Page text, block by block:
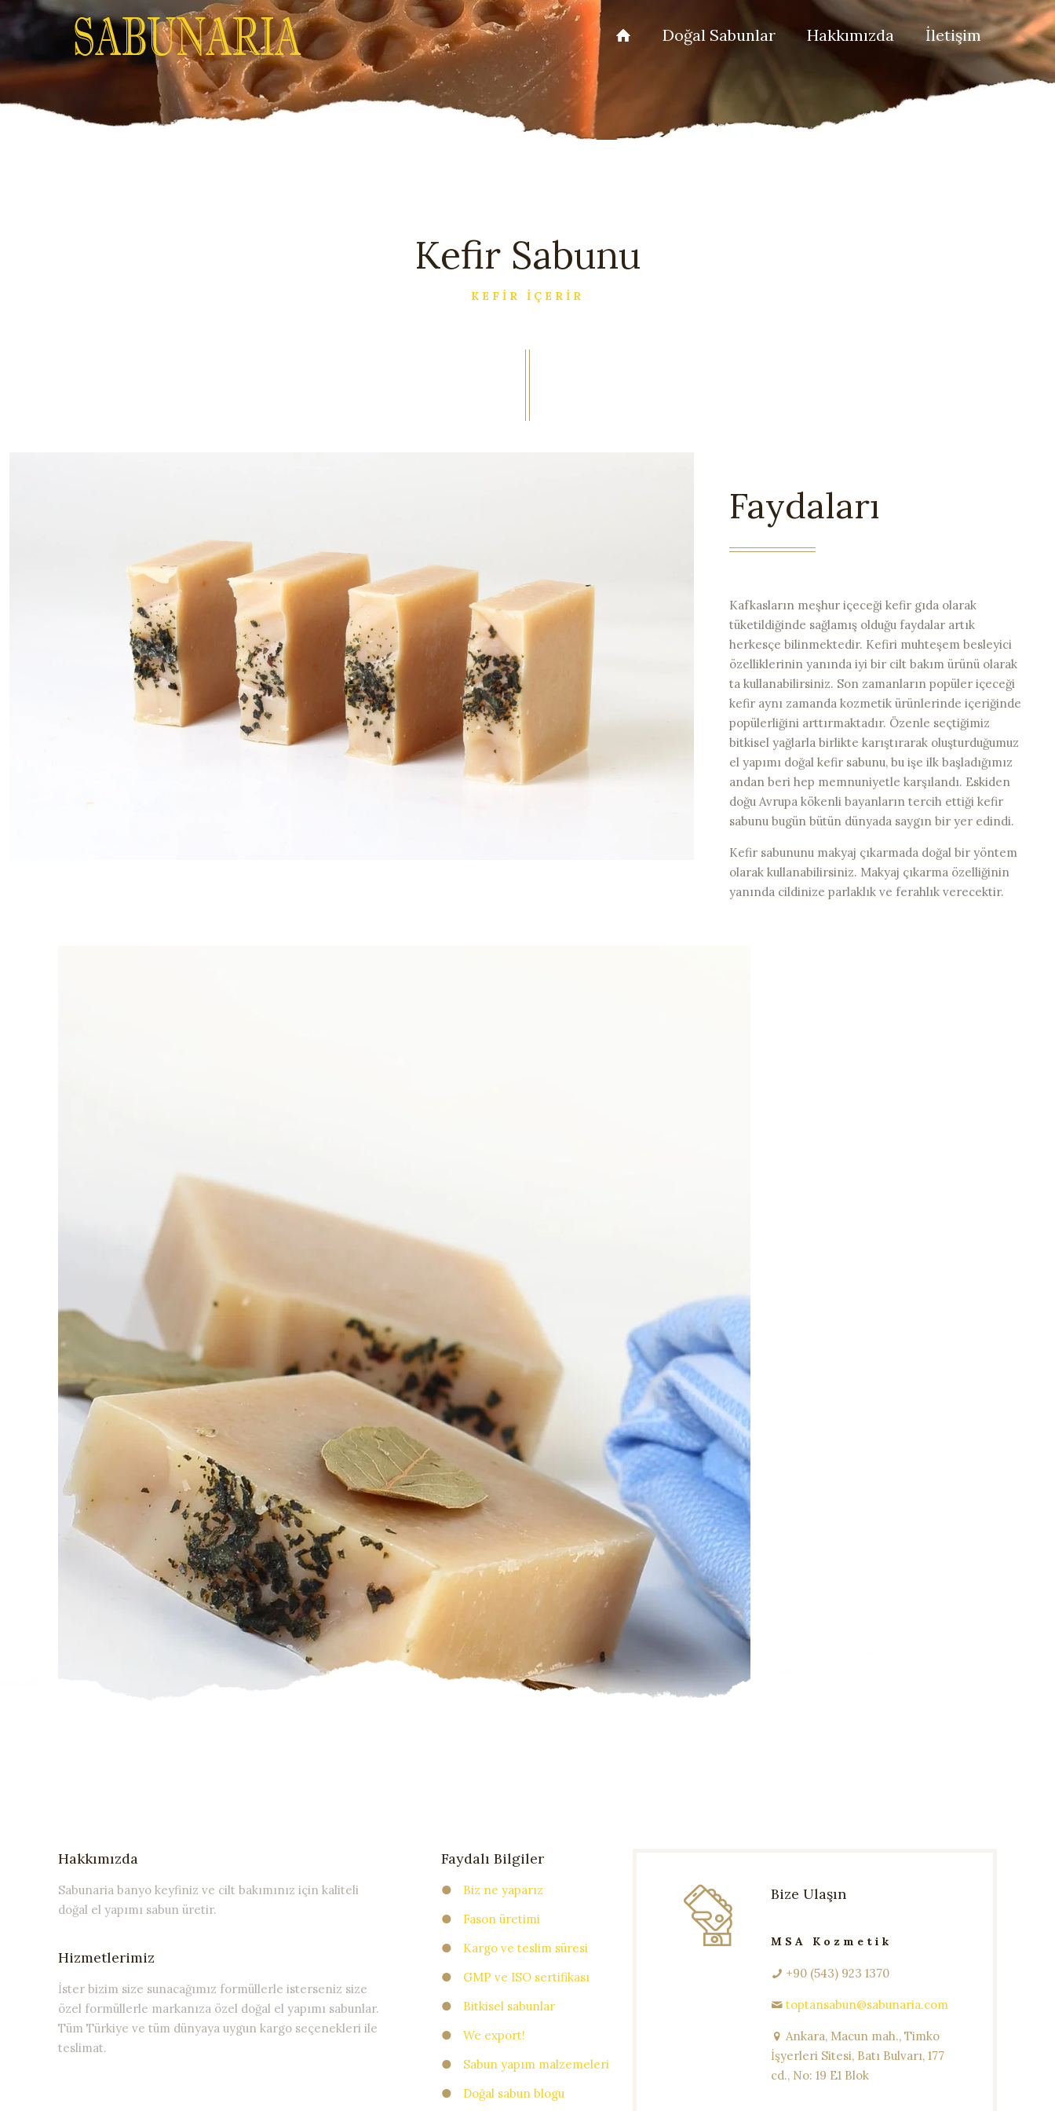
Doğal Sabunlar Hakkımızda İletişim
Kefir Sabunu
KEFİR İÇERİR
Faydaları
Kafkasların meşhur içeceği kefir gıda olarak
tüketildiğinde sağlamış olduğu faydalar artık
herkesçe bilinmektedir. Kefiri muhteşem besleyici
özelliklerinin yanında iyi bir cilt bakım ürünü olarak
ta kullanabilirsiniz. Son zamanların popüler içeceği
kefir aynı zamanda kozmetik ürünlerinde içeriğinde
popülerliğini arttırmaktadır. Özenle seçtiğimiz
bitkisel yağlarla birlikte karıştırarak oluşturduğumuz
el yapımı doğal kefir sabunu, bu işe ilk başladığımız
andan beri hep memnuniyetle karşılandı. Eskiden
doğu Avrupa kökenli bayanların tercih ettiği kefir
sabunu bugün bütün dünyada saygın bir yer edindi.
Kefir sabununu makyaj çıkarmada doğal bir yöntem
olarak kullanabilirsiniz. Makyaj çıkarma özelliğinin
yanında cildinize parlaklık ve ferahlık verecektir.
Hakkımızda
Sabunaria banyo keyfiniz ve cilt bakımınız için kaliteli
doğal el yapımı sabun üretir.
Hizmetlerimiz
İster bizim size sunacağımız formüllerle isterseniz size
özel formüllerle markanıza özel doğal el yapımı sabunlar.
Tüm Türkiye ve tüm dünyaya uygun kargo seçenekleri ile
teslimat.
Faydalı Bilgiler
●
Biz ne yaparız
●
Fason üretimi
●
Kargo ve teslim süresi
●
GMP ve ISO sertifikası
●
Bitkisel sabunlar
●
We export!
●
Sabun yapım malzemeleri
●
Doğal sabun blogu
Bize Ulaşın
MSA Kozmetik
+90 (543) 923 1370
toptansabun@sabunaria.com
Ankara, Macun mah., Timko
İşyerleri Sitesi, Batı Bulvarı, 177
cd., No: 19 E1 Blok